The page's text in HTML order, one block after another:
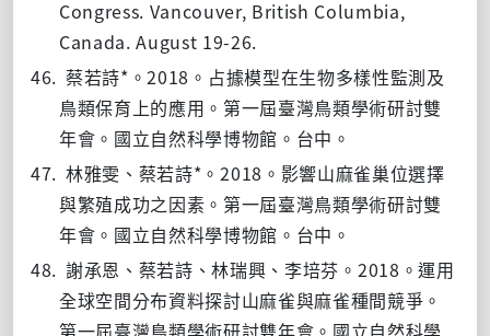
Congress. Vancouver, British Columbia,
Canada. August 19-26.
46. 蔡若詩* 。2018 。占據模型在生物多樣性監測及
鳥類保育上的應用。第一屆臺灣鳥類學術研討雙
年會。國立自然科學博物館。台中。
47. 林雅雯、蔡若詩* 。2018 。影響山麻雀巢位選擇
與繁殖成功之因素。第一屆臺灣鳥類學術研討雙
年會。國立自然科學博物館。台中。
48. 謝承恩、蔡若詩、林瑞興、李培芬。 2018 。運用
全球空間分布資料探討山麻雀與麻雀種間競爭。
第一屆臺灣鳥類學術研討雙年會。國立自然科學